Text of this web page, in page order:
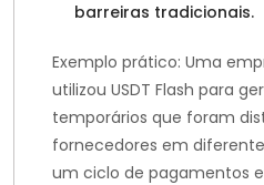
barreiras tradicionais.
Exemplo prático: Uma
utilizou USDT Flash para
temporários que foram
fornecedores em
um ciclo de pagamentos